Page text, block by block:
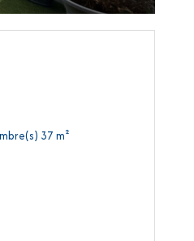
Appartement 1 pièce(s) 1 chambre(s) 37 m²